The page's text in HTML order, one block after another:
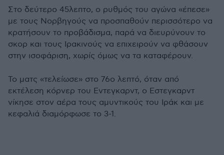
Στο δεύτερο 45λεπτο, ο ρυθμός του αγώνα «έπεσε»
με τους Νορβηγούς να προσπαθούν περισσότερο να
κρατήσουν το προβάδισμα, παρά να διευρύνουν το
σκορ και τους Ιρακινούς να επιχειρούν να φθάσουν
στην ισοφάριση, χωρίς όμως να τα καταφέρουν.
Το ματς «τελείωσε» στο 76ο λεπτό, όταν από
εκτέλεση κόρνερ του Εντεγκαρντ, ο Εστεγκαρντ
νίκησε στον αέρα τους αμυντικούς του Ιράκ και με
κεφαλιά διαμόρφωσε το 3-1.